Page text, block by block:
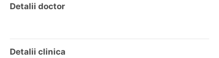
Detalii doctor
Detalii clinica